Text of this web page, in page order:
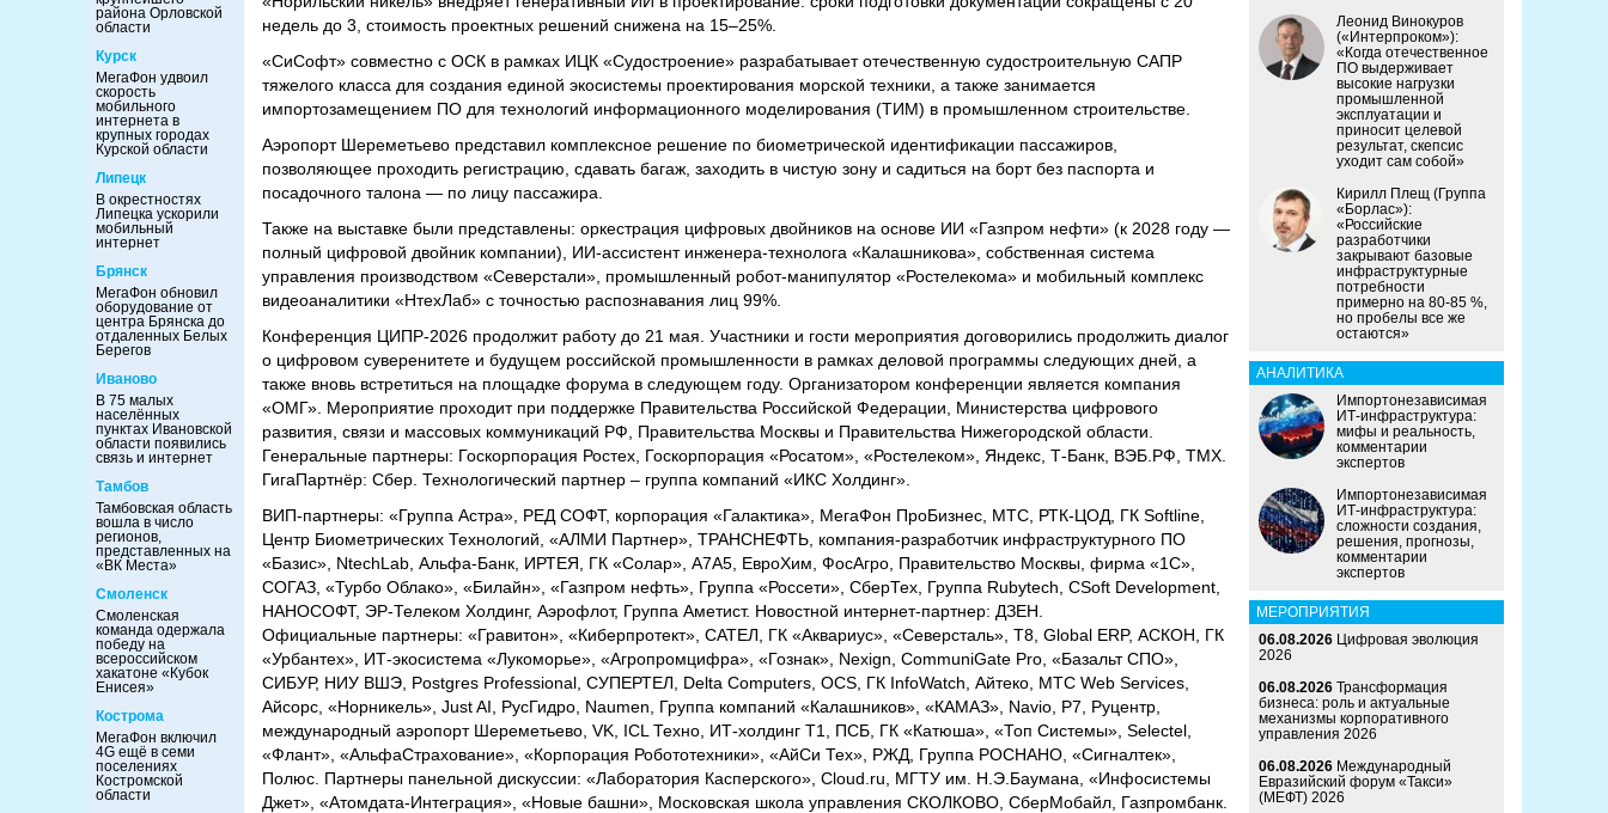
района Орловской
области
Курск
МегаФон удвоил
скорость
мобильного
интернета в
крупных городах
Курской области
Липецк
В окрестностях
Липецка ускорили
мобильный
интернет
Брянск
МегаФон обновил
оборудование от
центра Брянска до
отдаленных Белых
Берегов
Иваново
В 75 малых
населённых
пунктах Ивановской
области появились
связь и интернет
Тамбов
Тамбовская область
вошла в число
регионов,
представленных на
«ВК Места»
Смоленск
Смоленская
команда одержала
победу на
всероссийском
хакатоне «Кубок
Енисея»
Кострома
МегаФон включил
4G ещё в семи
поселениях
Костромской
области
недель до 3, стоимость проектных решений снижена на 15–25%.
«СиСофт» совместно с ОСК в рамках ИЦК «Судостроение» разрабатывает отечественную судостроительную САПР
тяжелого класса для создания единой экосистемы проектирования морской техники, а также занимается
импортозамещением ПО для технологий информационного моделирования (ТИМ) в промышленном строительстве.
Аэропорт Шереметьево представил комплексное решение по биометрической идентификации пассажиров,
позволяющее проходить регистрацию, сдавать багаж, заходить в чистую зону и садиться на борт без паспорта и
посадочного талона — по лицу пассажира.
Также на выставке были представлены: оркестрация цифровых двойников на основе ИИ «Газпром нефти» (к 2028 году —
полный цифровой двойник компании), ИИ-ассистент инженера-технолога «Калашникова», собственная система
управления производством «Северстали», промышленный робот-манипулятор «Ростелекома» и мобильный комплекс
видеоаналитики «НтехЛаб» с точностью распознавания лиц 99%.
Конференция ЦИПР-2026 продолжит работу до 21 мая. Участники и гости мероприятия договорились продолжить диалог
о цифровом суверенитете и будущем российской промышленности в рамках деловой программы следующих дней, а
также вновь встретиться на площадке форума в следующем году. Организатором конференции является компания
«ОМГ». Мероприятие проходит при поддержке Правительства Российской Федерации, Министерства цифрового
развития, связи и массовых коммуникаций РФ, Правительства Москвы и Правительства Нижегородской области.
Генеральные партнеры: Госкорпорация Ростех, Госкорпорация «Росатом», «Ростелеком», Яндекс, Т-Банк, ВЭБ.РФ, ТМХ.
ГигаПартнёр: Сбер. Технологический партнер – группа компаний «ИКС Холдинг».
ВИП-партнеры: «Группа Астра», РЕД СОФТ, корпорация «Галактика», МегаФон ПроБизнес, МТС, РТК-ЦОД, ГК Softline,
Центр Биометрических Технологий, «АЛМИ Партнер», ТРАНСНЕФТЬ, компания-разработчик инфраструктурного ПО
«Базис», NtechLab, Альфа-Банк, ИРТЕЯ, ГК «Солар», А7А5, ЕвроХим, ФосАгро, Правительство Москвы, фирма «1С»,
СОГАЗ, «Турбо Облако», «Билайн», «Газпром нефть», Группа «Россети», СберТех, Группа Rubytech, CSoft Development,
НАНОСОФТ, ЭР-Телеком Холдинг, Аэрофлот, Группа Аметист. Новостной интернет-партнер: ДЗЕН.
Официальные партнеры: «Гравитон», «Киберпротект», САТЕЛ, ГК «Аквариус», «Северсталь», Т8, Global ERP, АСКОН, ГК
«Урбантех», ИТ-экосистема «Лукоморье», «Агропромцифра», «Гознак», Nexign, CommuniGate Pro, «Базальт СПО»,
СИБУР, НИУ ВШЭ, Postgres Professional, СУПЕРТЕЛ, Delta Computers, OCS, ГК InfoWatch, Айтеко, МТС Web Services,
Айсорс, «Норникель», Just AI, РусГидро, Naumen, Группа компаний «Калашников», «КАМАЗ», Navio, Р7, Руцентр,
международный аэропорт Шереметьево, VK, ICL Техно, ИТ-холдинг Т1, ПСБ, ГК «Катюша», «Топ Системы», Selectel,
«Флант», «АльфаСтрахование», «Корпорация Робототехники», «АйСи Тех», РЖД, Группа РОСНАНО, «Сигналтек»,
Полюс. Партнеры панельной дискуссии: «Лаборатория Касперского», Cloud.ru, МГТУ им. Н.Э.Баумана, «Инфосистемы
Джет», «Атомдата-Интеграция», «Новые башни», Московская школа управления СКОЛКОВО, СберМобайл, Газпромбанк.
Леонид Винокуров
(«Интерпроком»):
«Когда отечественное
ПО выдерживает
высокие нагрузки
промышленной
эксплуатации и
приносит целевой
результат, скепсис
уходит сам собой»
Кирилл Плещ (Группа
«Борлас»):
«Российские
разработчики
закрывают базовые
инфраструктурные
потребности
примерно на 80-85 %,
но пробелы все же
остаются»
АНАЛИТИКА
Импортонезависимая
ИТ-инфраструктура:
мифы и реальность,
комментарии
экспертов
Импортонезависимая
ИТ-инфраструктура:
сложности создания,
решения, прогнозы,
комментарии
экспертов
МЕРОПРИЯТИЯ
06.08.2026 Цифровая эволюция
2026
06.08.2026 Трансформация
бизнеса: роль и актуальные
механизмы корпоративного
управления 2026
06.08.2026 Международный
Евразийский форум «Такси»
(МЕФТ) 2026